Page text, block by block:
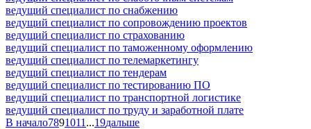
ведущий специалист по снабжению
ведущий специалист по сопровождению проектов
ведущий специалист по страхованию
ведущий специалист по таможенному оформлению
ведущий специалист по телемаркетингу
ведущий специалист по тендерам
ведущий специалист по тестированию ПО
ведущий специалист по транспортной логистике
ведущий специалист по труду и заработной плате
В начало7891011 ...19дальше